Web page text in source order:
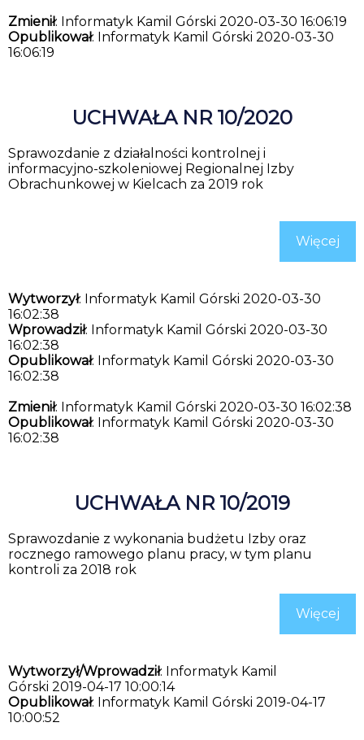
Zmienił: Informatyk Kamil Górski 2020-03-30 16:06:19
Opublikował: Informatyk Kamil Górski 2020-03-30
16:06:19
UCHWAŁA NR 10/2020
Sprawozdanie z działalności kontrolnej i
informacyjno-szkoleniowej Regionalnej Izby
Obrachunkowej w Kielcach za 2019 rok
Więcej
Wytworzył: Informatyk Kamil Górski 2020-03-30
16:02:38
Wprowadził: Informatyk Kamil Górski 2020-03-30
16:02:38
Opublikował: Informatyk Kamil Górski 2020-03-30
16:02:38
Zmienił: Informatyk Kamil Górski 2020-03-30 16:02:38
Opublikował: Informatyk Kamil Górski 2020-03-30
16:02:38
UCHWAŁA NR 10/2019
Sprawozdanie z wykonania budżetu Izby oraz
rocznego ramowego planu pracy, w tym planu
kontroli za 2018 rok
Więcej
Wytworzył/Wprowadził: Informatyk Kamil
Górski 2019-04-17 10:00:14
Opublikował: Informatyk Kamil Górski 2019-04-17
10:00:52